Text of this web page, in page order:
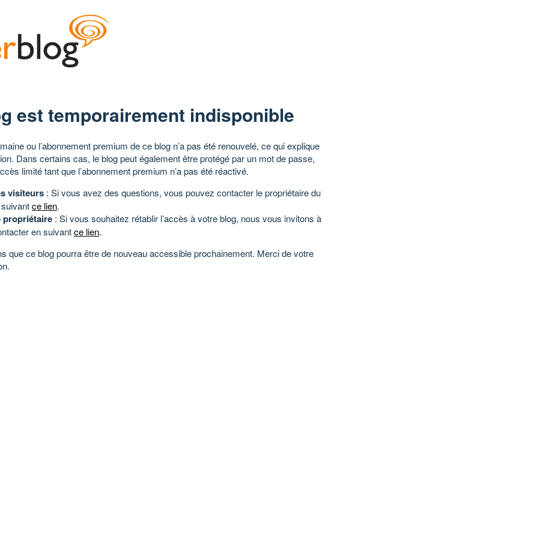
est temporairement indisponible
ou l’abonnement premium de ce blog n’a pas été renouvelé, ce qui explique
Dans certains cas, le blog peut également être protégé par un mot de passe,
limité tant que l’abonnement premium n’a pas été réactivé.
visiteurs : Si vous avez des questions, vous pouvez contacter le propriétaire du
ce lien.
propriétaire : Si vous souhaitez rétablir l’accès à votre blog, nous vous invitons à
en suivantce lien.
que ce blog pourra être de nouveau accessible prochainement. Merci de votre